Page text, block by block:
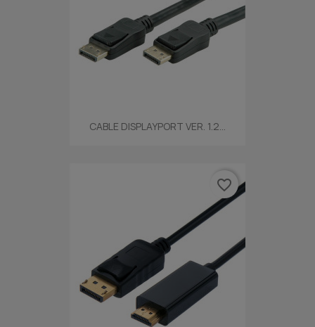
CABLE DISPLAYPORT VER. 1.2...
favorite_border